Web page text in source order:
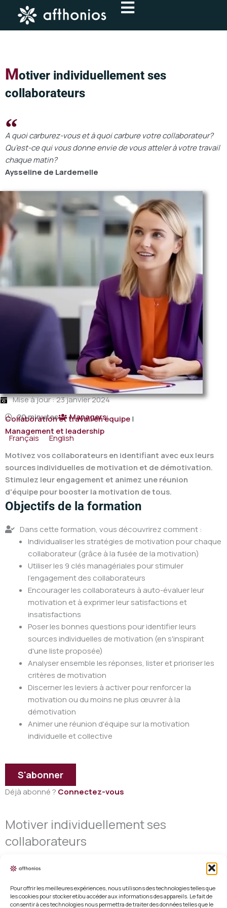
Pour offrir les meilleures expériences, nous utilisons des technologies telles que
les cookies pour stocker et/ou accéder aux informations des appareils. Le fait de
consentir à ces technologies nous permettra de traiter des données telles que le
contenu
Motiver individuellement ses
collaborateurs
A quoi carburez-vous et à quoi carbure votre collaborateur?
Qu'est-ce qui vous donne envie de vous atteler à votre travail
chaque matin?
Aysseline de Lardemelle
Mise à jour : 23 janvier 2024
20 minutes
Managers
Collaboration et travail en équipe|
Management et leadership
Français
English
Motivez vos collaborateurs en identifiant avec eux leurs
sources individuelles de motivation et de démotivation.
Stimulez leur engagement et animez une réunion
d'équipe pour booster la motivation de tous.
Objectifs de la formation
Dans cette formation, vous découvrirez comment :
Individualiser les stratégies de motivation pour chaque
collaborateur (grâce à la fusée de la motivation)
Utiliser les 9 clés managériales pour stimuler
l'engagement des collaborateurs
Encourager les collaborateurs à auto-évaluer leur
motivation et à exprimer leur satisfactions et
insatisfactions
Poser les bonnes questions pour identifier leurs
sources individuelles de motivation (en s'inspirant
d'une liste proposée)
Analyser ensemble les réponses, lister et prioriser les
critères de motivation
Discerner les leviers à activer pour renforcer la
motivation ou du moins ne plus œuvrer à la
démotivation
Animer une réunion d'équipe sur la motivation
individuelle et collective
S'abonner
Déjà abonné ? Connectez-vous
Motiver individuellement ses
collaborateurs